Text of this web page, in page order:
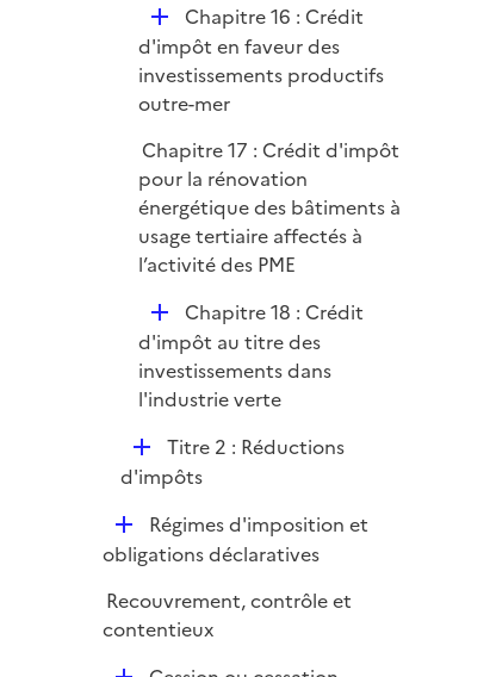
e
r
D
é
p
l
e
r
Chapitre 16 : Crédit
d'impôt en faveur des
investissements productifs
outre-mer
Chapitre 17 : Crédit d'impôt
pour la rénovation
énergétique des bâtiments à
usage tertiaire affectés à
l’activité des PME
D
é
p
l
e
r
Chapitre 18 : Crédit
d'impôt au titre des
investissements dans
l'industrie verte
D
é
l
i
r
Titre 2 : Réductions
d'impôts
D
é
l
i
Régimes d'imposition et
obligations déclaratives
Recouvrement, contrôle et
contentieux